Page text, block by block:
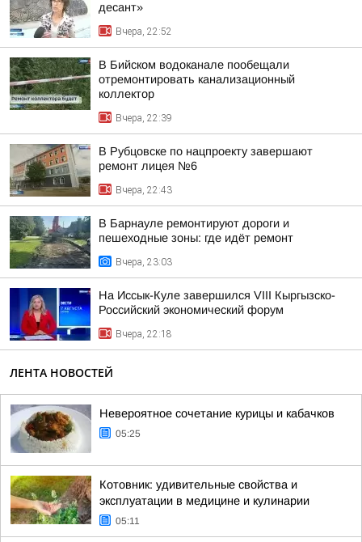
десант»
Вчера, 22:52
В Бийском водоканале пообещали
отремонтировать канализационный
коллектор
Вчера, 22:39
В Рубцовске по нацпроекту завершают
ремонт лицея №6
Вчера, 22:43
В Барнауле ремонтируют дороги и
пешеходные зоны: где идёт ремонт
Вчера, 23:03
На Иссык-Куле завершился VIII Кыргызско-
Российский экономический форум
Вчера, 22:18
ЛЕНТА НОВОСТЕЙ
Невероятное сочетание курицы и кабачков
05:25
Котовник: удивительные свойства и
эксплуатации в медицине и кулинарии
05:11